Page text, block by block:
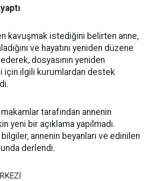
kavuşmak istediğini belirten anne,
ve hayatını yeniden düzene
dosyasının yeniden
için ilgili kurumlardan destek
tarafından annenin
yeni bir açıklama yapılmadı.
annenin beyanları ve edinilen
derlendi.